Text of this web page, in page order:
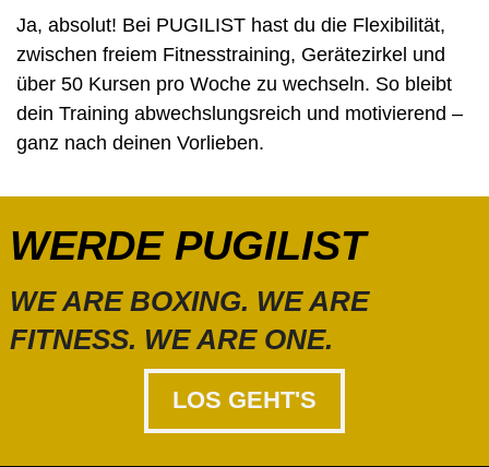
Ja, absolut! Bei PUGILIST hast du die Flexibilität,
zwischen freiem Fitnesstraining, Gerätezirkel und
über 50 Kursen pro Woche zu wechseln. So bleibt
dein Training abwechslungsreich und motivierend –
ganz nach deinen Vorlieben.
WERDE PUGILIST
WE ARE BOXING. WE ARE
FITNESS. WE ARE ONE.
LOS GEHT'S